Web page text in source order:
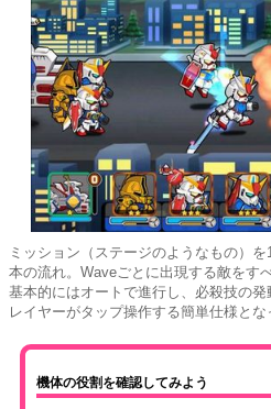
ミッション（ステージのようなもの）
本の流れ。Waveごとに出現する敵をす
基本的にはオートで進行し、必殺技の
レイヤーがタップ操作する簡単仕様とな
機体の役割を確認してみよう